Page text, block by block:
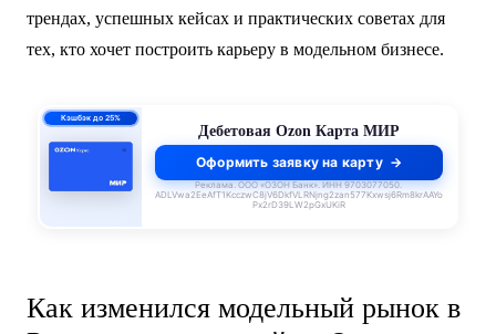
трендах, успешных кейсах и практических советах для
тех, кто хочет построить карьеру в модельном бизнесе.
ПСК 55–62,4%
годовых
Кредитная Ozon Карта
Оформить заявку на карту
Реклама. ООО «ОЗОН Банк». ИНН 9703077050.
ADLVwa2EeAfT1KcczwC8jV6DkfVLRNjng2zan577Kxwsj6Rm8krAAYo
Px2rD39LW2pGxUKiR
Как изменился модельный рынок в